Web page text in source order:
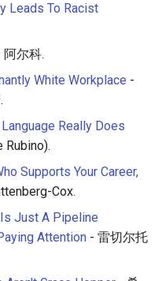
Leads To Racist
阿尔科.
White Workplace -
Really Does
Rubino).
Supports Your Career,
Cox.
Just A Pipeline
Attention - 雷切尔托